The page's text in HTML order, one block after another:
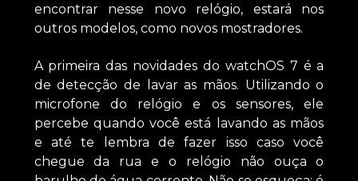
encontrar nesse novo relógio, estará nos
outros modelos, como novos mostradores.
A primeira das novidades do watchOS 7 é a
de detecção de lavar as mãos. Utilizando o
microfone do relógio e os sensores, ele
percebe quando você está lavando as mãos
e até te lembra de fazer isso caso você
chegue da rua e o relógio não ouça o